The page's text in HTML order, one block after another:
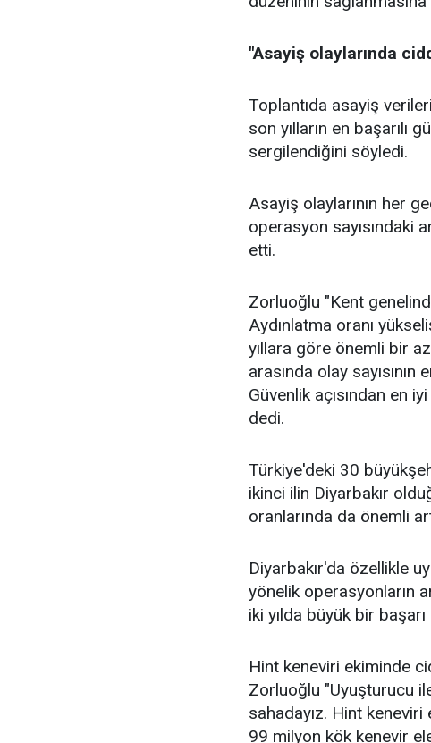
"Asayiş olaylarında
Toplantıda asayiş
son yılların en başarılı
sergilendiğini söyledi.
Asayiş olaylarının her
operasyon sayısındaki
etti.
Zorluoğlu "Kent
Aydınlatma oranı
yıllara göre önemli bir
arasında olay sayısının
Güvenlik açısından en
dedi.
Türkiye'deki 30
ikinci ilin Diyarbakır
oranlarında da önemli
Diyarbakır'da özellikle
yönelik operasyonların
iki yılda büyük bir başarı
Hint keneviri ekiminde
Zorluoğlu "Uyuşturucu
sahadayız. Hint
99 milyon kök kenevir